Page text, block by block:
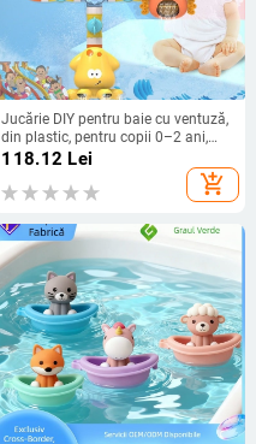
Jucărie DIY pentru baie cu ventuză,
din plastic, pentru copii 0–2 ani,
Pulverizări rotative
118.12 Lei
add_shopping_cart